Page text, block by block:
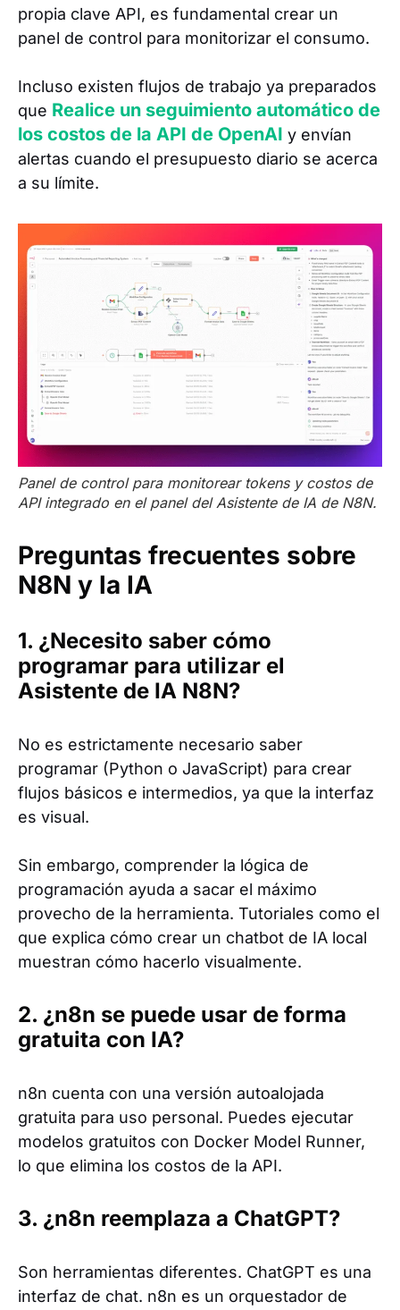
propia clave API, es fundamental crear un
panel de control para monitorizar el consumo.
Incluso existen flujos de trabajo ya preparados
que Realice un seguimiento automático de
los costos de la API de OpenAI y envían
alertas cuando el presupuesto diario se acerca
a su límite.
Panel de control para monitorear tokens y costos de
API integrado en el panel del Asistente de IA de N8N.
Preguntas frecuentes sobre
N8N y la IA
1. ¿Necesito saber cómo
programar para utilizar el
Asistente de IA N8N?
No es estrictamente necesario saber
programar (Python o JavaScript) para crear
flujos básicos e intermedios, ya que la interfaz
es visual.
Sin embargo, comprender la lógica de
programación ayuda a sacar el máximo
provecho de la herramienta. Tutoriales como el
que explica cómo crear un chatbot de IA local
muestran cómo hacerlo visualmente.
2. ¿n8n se puede usar de forma
gratuita con IA?
n8n cuenta con una versión autoalojada
gratuita para uso personal. Puedes ejecutar
modelos gratuitos con Docker Model Runner,
lo que elimina los costos de la API.
3. ¿n8n reemplaza a ChatGPT?
Son herramientas diferentes. ChatGPT es una
interfaz de chat. n8n es un orquestador de